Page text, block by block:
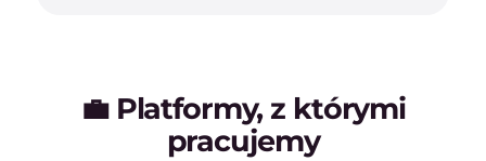
💼 Platformy, z którymi
pracujemy